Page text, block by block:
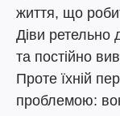
життя, що
Діви ретельно
та постійно
Проте їхній
проблемою: